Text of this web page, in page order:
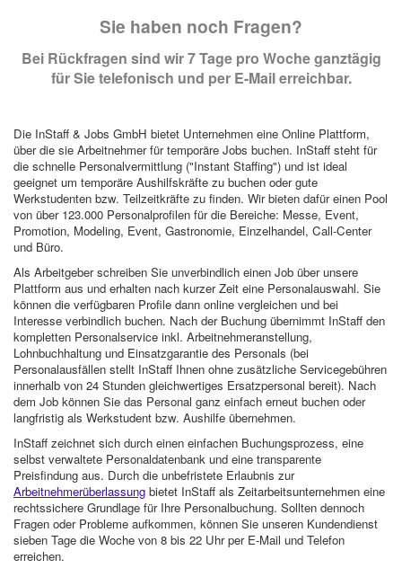
Sie haben noch Fragen?
Bei Rückfragen sind wir 7 Tage pro Woche ganztägig
für Sie telefonisch und per E-Mail erreichbar.
Die InStaff & Jobs GmbH bietet Unternehmen eine Online Plattform,
über die sie Arbeitnehmer für temporäre Jobs buchen. InStaff steht für
die schnelle Personalvermittlung ("Instant Staffing") und ist ideal
geeignet um temporäre Aushilfskräfte zu buchen oder gute
Werkstudenten bzw. Teilzeitkräfte zu finden. Wir bieten dafür einen Pool
von über 123.000 Personalprofilen für die Bereiche: Messe, Event,
Promotion, Modeling, Event, Gastronomie, Einzelhandel, Call-Center
und Büro.
Als Arbeitgeber schreiben Sie unverbindlich einen Job über unsere
Plattform aus und erhalten nach kurzer Zeit eine Personalauswahl. Sie
können die verfügbaren Profile dann online vergleichen und bei
Interesse verbindlich buchen. Nach der Buchung übernimmt InStaff den
kompletten Personalservice inkl. Arbeitnehmeranstellung,
Lohnbuchhaltung und Einsatzgarantie des Personals (bei
Personalausfällen stellt InStaff Ihnen ohne zusätzliche Servicegebühren
innerhalb von 24 Stunden gleichwertiges Ersatzpersonal bereit). Nach
dem Job können Sie das Personal ganz einfach erneut buchen oder
langfristig als Werkstudent bzw. Aushilfe übernehmen.
InStaff zeichnet sich durch einen einfachen Buchungsprozess, eine
selbst verwaltete Personaldatenbank und eine transparente
Preisfindung aus. Durch die unbefristete Erlaubnis zur
Arbeitnehmerüberlassung bietet InStaff als Zeitarbeitsunternehmen eine
rechtssichere Grundlage für Ihre Personalbuchung. Sollten dennoch
Fragen oder Probleme aufkommen, können Sie unseren Kundendienst
sieben Tage die Woche von 8 bis 22 Uhr per E-Mail und Telefon
erreichen.